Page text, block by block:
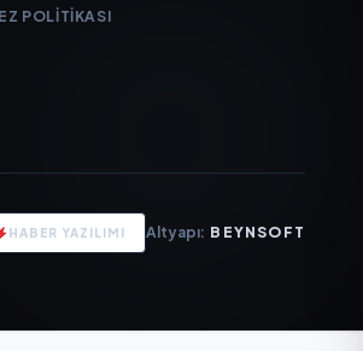
POLITIKASI
HABER YAZILIMI Altyapı: BEYNSOFT